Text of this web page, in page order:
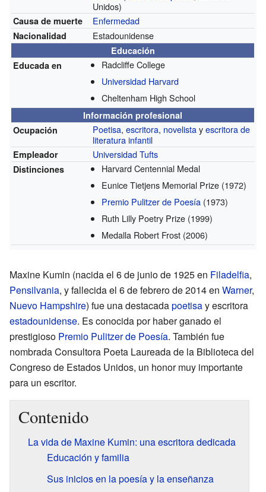
Unidos)
Causa de muerte Enfermedad
Nacionalidad Estadounidense
Educación
Educada en
Radcliffe College
Universidad Harvard
Cheltenham High School
Información profesional
Ocupación
Poetisa,escritora, novelistayescritora de
literatura infantil
Empleador Universidad Tufts
Distinciones
Harvard Centennial Medal
Eunice Tietjens Memorial Prize (1972)
Premio Pulitzer de Poesía (1973)
Ruth Lilly Poetry Prize (1999)
Medalla Robert Frost (2006)
Maxine Kumin (nacida el 6 de junio de 1925 en Filadelfia,
Pensilvania, y fallecida el 6 de febrero de 2014 en Warner,
Nuevo Hampshire) fue una destacadapoetisay escritora
estadounidense. Es conocida por haber ganado el
prestigioso Premio Pulitzer de Poesía. También fue
nombrada Consultora Poeta Laureada de la Biblioteca del
Congreso de Estados Unidos, un honor muy importante
para un escritor.
Contenido
La vida de Maxine Kumin: una escritora dedicada
Educación y familia
Sus inicios en la poesía y la enseñanza